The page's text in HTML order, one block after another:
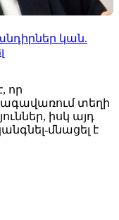
կան.
որ
տեղի
իսկ այդ
մնացել է